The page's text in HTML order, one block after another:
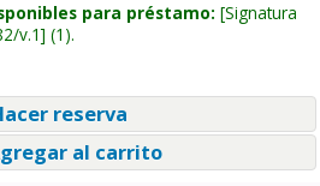
para préstamo: Signatura
v.1 (1).
reserva
al carrito